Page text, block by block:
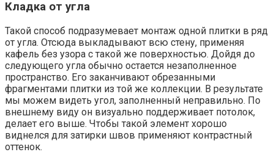
Кладка от угла
Такой способ подразумевает монтаж одной плитки в ряд
от угла. Отсюда выкладывают всю стену, применяя
кафель без узора с такой же поверхностью. Дойдя до
следующего угла обычно остается незаполненное
пространство. Его заканчивают обрезанными
фрагментами плитки из той же коллекции. В результате
мы можем видеть угол, заполненный неправильно. По
внешнему виду он визуально поддерживает потолок,
делает его выше. Чтобы такой элемент хорошо
виднелся для затирки швов применяют контрастный
оттенок.